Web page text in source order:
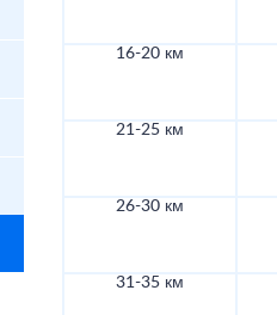
16-20 км
21-25 км
26-30 км
31-35 км